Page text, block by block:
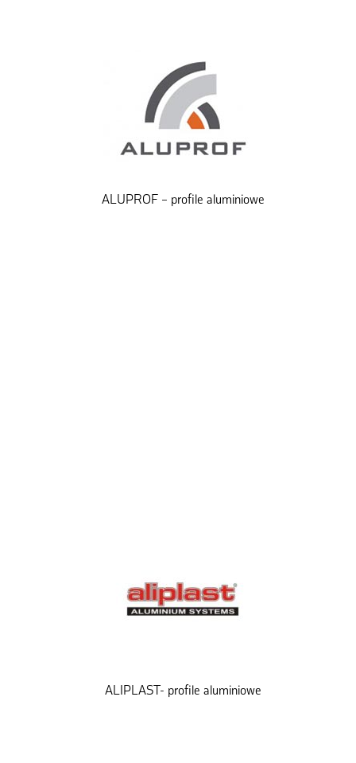
ALUPROF – profile aluminiowe
ALIPLAST- profile aluminiowe